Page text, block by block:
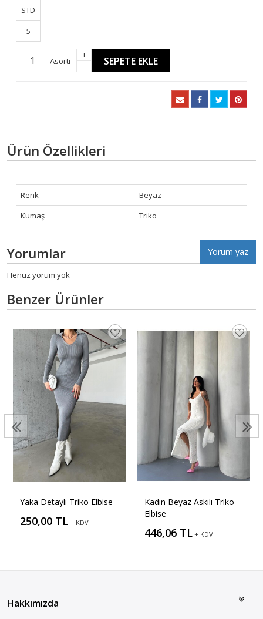
STD
5
Asorti
+
-
SEPETE EKLE
Ürün Özellikleri
Renk
Beyaz
Kumaş
Triko
Yorumlar Yorum yaz
Henüz yorum yok
Benzer Ürünler
Yaka Detaylı Triko Elbise
250,00 TL + KDV
Kadın Beyaz Askılı Triko
Elbise
446,06 TL + KDV
Hakkımızda